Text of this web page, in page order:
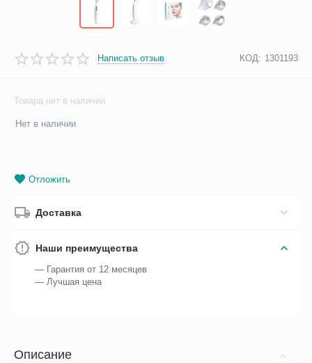
Написать отзыв КОД: 1301193
Товара нет в наличии
Нет в наличии
Отложить
Доставка
Наши преимущества
— Гарантия от 12 месяцев
— Лучшая цена
Описание